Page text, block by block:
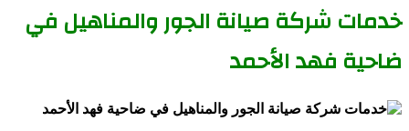
خدمات شركة صيانة الجور والمناهيل في
ضاحية فهد الأحمد